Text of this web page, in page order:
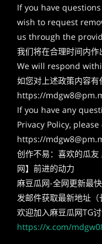
If you have
wish to request
us through the
我们将在合理时间内作
We will respond
如您对上述政策内容有
https://
If you have any
Privacy Policy,
https://
创作不易：喜欢的瓜
网】前进的动力
麻豆瓜网-全网更新最
发邮件获取最新地址（
欢迎加入麻豆瓜网TG讨
https://x.com/